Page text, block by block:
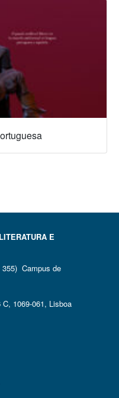
E
355) Campus de
1069-061, Lisboa